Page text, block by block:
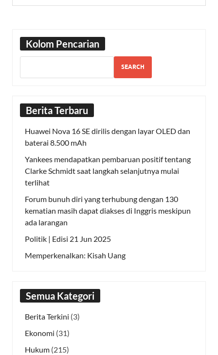
Kolom Pencarian
SEARCH
Berita Terbaru
Huawei Nova 16 SE dirilis dengan layar OLED dan
baterai 8.500 mAh
Yankees mendapatkan pembaruan positif tentang
Clarke Schmidt saat langkah selanjutnya mulai
terlihat
Forum bunuh diri yang terhubung dengan 130
kematian masih dapat diakses di Inggris meskipun
ada larangan
Politik | Edisi 21 Jun 2025
Memperkenalkan: Kisah Uang
Semua Kategori
Berita Terkini (3)
Ekonomi (31)
Hukum (215)